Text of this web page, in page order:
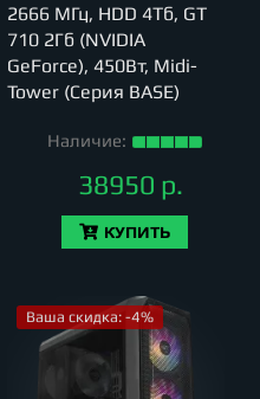
2666 МГц, HDD 4Тб, GT
710 2Гб (NVIDIA
GeForce), 450Вт, Midi-
Tower (Серия BASE)
Наличие:
38950 р.
КУПИТЬ
Ваша скидка: -4%